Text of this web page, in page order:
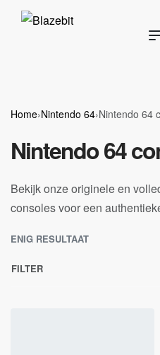
Home›Nintendo 64›Nintendo 64
Nintendo 64
Bekijk onze originele en
consoles voor een
ENIG RESULTAAT
FILTER